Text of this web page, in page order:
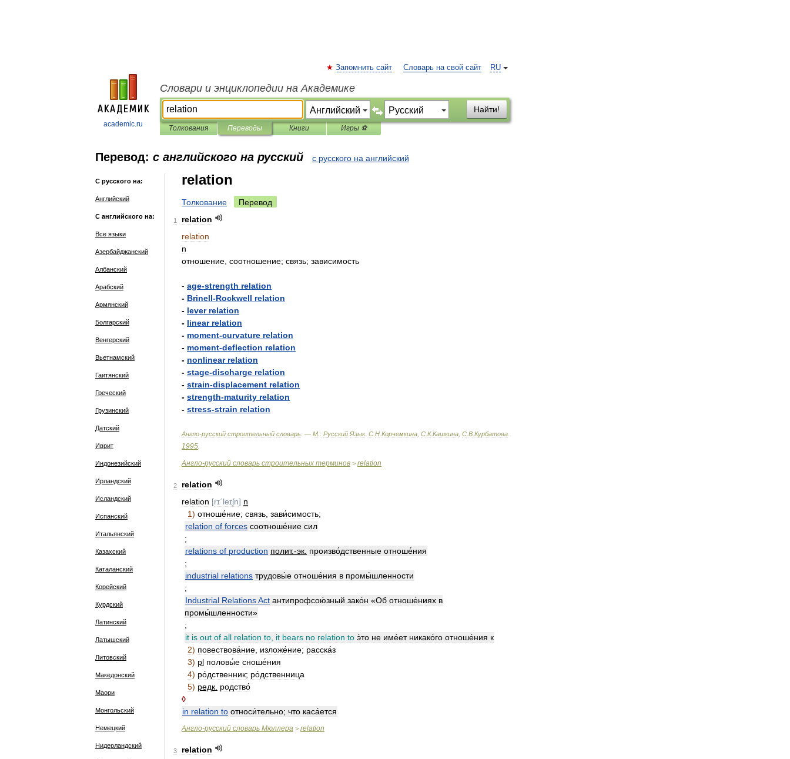
academic.ru
RU
Запомнить сайт Словарь на свой сайт
Словари и энциклопедии на Академике
Найти!
Толкования Переводы Книги Игры ⚽
Перевод: с английского на русский с русского на английский
С русского на:
Английский
С английского на:
Все языки
Азербайджанский
Албанский
Арабский
Армянский
Болгарский
Венгерский
Вьетнамский
Гаитянский
Греческий
Грузинский
Датский
Иврит
Индонезийский
Ирландский
Исландский
Испанский
Итальянский
Казахский
Каталанский
Корейский
Курдский
Латинский
Латышский
Литовский
Македонский
Маори
Монгольский
Немецкий
Нидерландский
relation
Толкование Перевод
1
relation
relation
n
отношение соотношение; связь; зависимость
- age-strength relation
- Brinell-Rockwell relation
- lever relation
- linear relation
- moment-curvature relation
- moment-deflection relation
- nonlinear relation
- stage-discharge relation
- strain-displacement relation
- strength-maturity relation
- stress-strain relation
Англо-русский строительный словарь . — М : Русский Язык. С Н Корчемкина С К.Кашкина С В Курбатова
1995
Англо-русский словарь строительных терминов > relation
2
relation
relation [rɪˊleɪʃn] n
1) отноше́ние; связь зави́симость;
relation of forces соотноше́ние сил
;
relations of production полит.-эк произво́дственные отноше́ния
;
industrial relations трудовы́е отноше́ния в промы́шленности
;
Industrial RelationsAct антипрофсою́зный зако́н «Об отноше́ниях в
промы́шленности»
;
it is out of all relation to it bears no relation to э́то не име́ет никако́го отноше́ния к
2) повествова́ние изложе́ние; расска́з
3) pl половы́е сноше́ния
4) ро́дственник; ро́дственница
5) редк родство́
◊
in relation to относи́тельно; что каса́ется
Англо-русский словарь Мюллера > relation
3
relation